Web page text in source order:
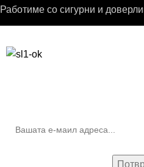
Работиме со сигурни и